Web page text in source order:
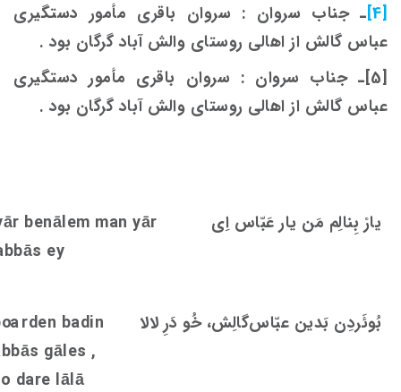
[4]
ـ جناب سروان : سروان باقری مأمور دستگیری
عباس گالش از اهالی روستای والش آباد گرگان بود .
[5]ـ جناب سروان : سروان باقری مأمور دستگیری
عباس گالش از اهالی روستای والش آباد گرگان بود .
یارْ بِنالِم مَن یار عَبّاس اِی
benālem man yār
ey
بُوئَردِن بَدین عبّاس‌گالِش، خُو دَرِ لالا oarden badin
gāles ,
dare lālā